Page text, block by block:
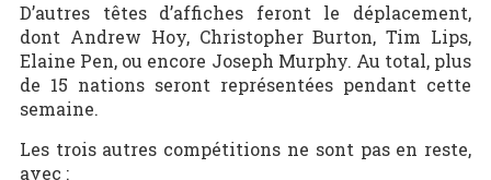
D’autres têtes d’affiches feront le déplacement,
dont Andrew Hoy, Christopher Burton, Tim Lips,
Elaine Pen, ou encore Joseph Murphy. Au total, plus
de 15 nations seront représentées pendant cette
semaine.
Les trois autres compétitions ne sont pas en reste,
avec :